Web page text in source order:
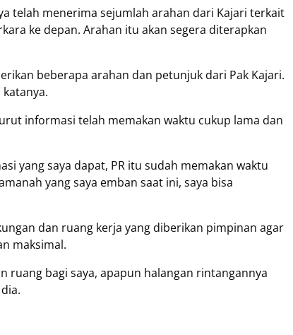
telah menerima sejumlah arahan dari Kajari terkait
ke depan. Arahan itu akan segera diterapkan
beberapa arahan dan petunjuk dari Pak Kajari.
informasi telah memakan waktu cukup lama dan
yang saya dapat, PR itu sudah memakan waktu
yang saya emban saat ini, saya bisa
dan ruang kerja yang diberikan pimpinan agar
maksimal.
ruang bagi saya, apapun halangan rintangannya